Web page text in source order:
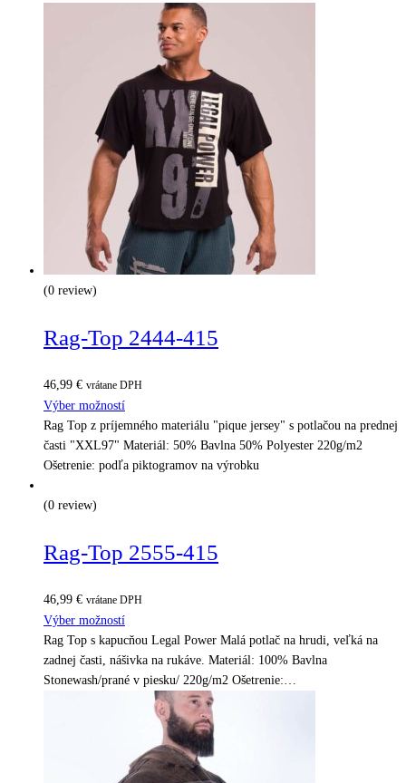
(0 review)
Rag-Top 2444-415
46,99 € vrátane DPH
Výber možností
Rag Top z príjemného materiálu "pique jersey" s potlačou na prednej
časti "XXL97" Materiál: 50% Bavlna 50% Polyester 220g/m2
Ošetrenie: podľa piktogramov na výrobku
(0 review)
Rag-Top 2555-415
46,99 € vrátane DPH
Výber možností
Rag Top s kapucňou Legal Power Malá potlač na hrudi, veľká na
zadnej časti, nášivka na rukáve. Materiál: 100% Bavlna
Stonewash/prané v piesku/ 220g/m2 Ošetrenie:…